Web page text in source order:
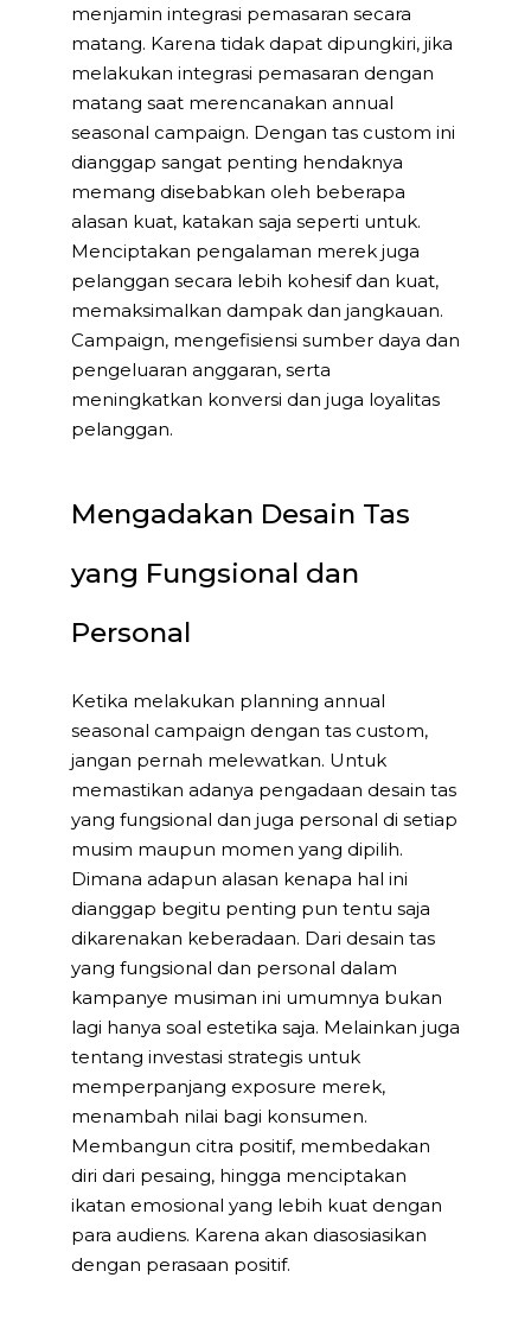
menjamin integrasi pemasaran secara
matang. Karena tidak dapat dipungkiri, jika
melakukan integrasi pemasaran dengan
matang saat merencanakan annual
seasonal campaign. Dengan tas custom ini
dianggap sangat penting hendaknya
memang disebabkan oleh beberapa
alasan kuat, katakan saja seperti untuk.
Menciptakan pengalaman merek juga
pelanggan secara lebih kohesif dan kuat,
memaksimalkan dampak dan jangkauan.
Campaign, mengefisiensi sumber daya dan
pengeluaran anggaran, serta
meningkatkan konversi dan juga loyalitas
pelanggan.
Mengadakan Desain Tas
yang Fungsional dan
Personal
Ketika melakukan planning annual
seasonal campaign dengan tas custom,
jangan pernah melewatkan. Untuk
memastikan adanya pengadaan desain tas
yang fungsional dan juga personal di setiap
musim maupun momen yang dipilih.
Dimana adapun alasan kenapa hal ini
dianggap begitu penting pun tentu saja
dikarenakan keberadaan. Dari desain tas
yang fungsional dan personal dalam
kampanye musiman ini umumnya bukan
lagi hanya soal estetika saja. Melainkan juga
tentang investasi strategis untuk
memperpanjang exposure merek,
menambah nilai bagi konsumen.
Membangun citra positif, membedakan
diri dari pesaing, hingga menciptakan
ikatan emosional yang lebih kuat dengan
para audiens. Karena akan diasosiasikan
dengan perasaan positif.